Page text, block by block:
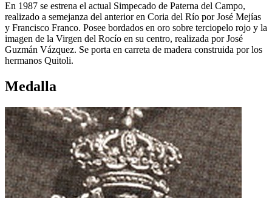
En 1987 se estrena el actual Simpecado de Paterna del Campo,
realizado a semejanza del anterior en Coria del Río por José Mejías
y Francisco Franco. Posee bordados en oro sobre terciopelo rojo y la
imagen de la Virgen del Rocío en su centro, realizada por José
Guzmán Vázquez. Se porta en carreta de madera construida por los
hermanos Quitoli.
Medalla